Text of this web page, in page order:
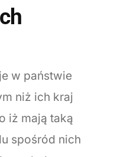
w państwie
niż ich kraj
iż mają taką
spośród nich